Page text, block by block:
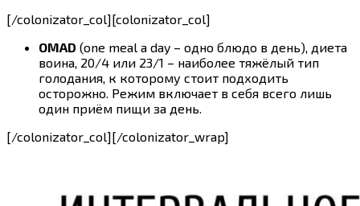
[/colonizator_col][colonizator_col]
OMAD (one meal a day – одно блюдо в день), диета
воина, 20/4 или 23/1 – наиболее тяжёлый тип
голодания, к которому стоит подходить
осторожно. Режим включает в себя всего лишь
один приём пищи за день.
[/colonizator_col][/colonizator_wrap]